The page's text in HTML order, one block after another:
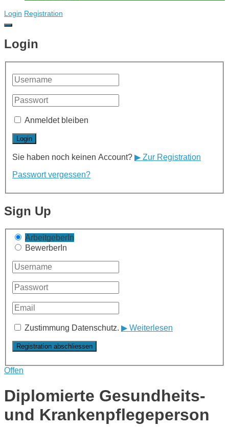
Login Registration
Login
Anmeldet bleiben
Sie haben noch keinen Account? ▶ Zur Registration
Passwort vergessen?
Sign Up
ArbeitgeberIn
BewerberIn
Zustimmung Datenschutz. ▶ Weiterlesen
Offen
Diplomierte Gesundheits-
und Krankenpflegeperson